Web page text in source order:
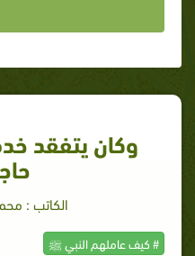
وكان يتفقد
الكاتب :
# كيف عاملهم النبي ﷺ